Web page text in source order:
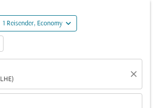
1 Reisender, Economy expand_more
close